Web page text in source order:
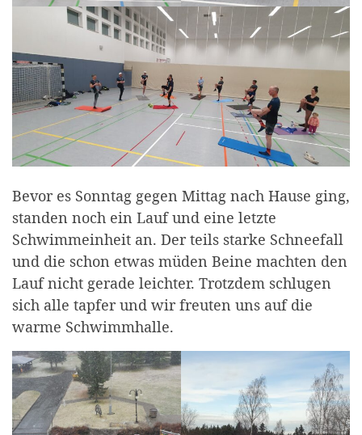
Bevor es Sonntag gegen Mittag nach Hause ging,
standen noch ein Lauf und eine letzte
Schwimmeinheit an. Der teils starke Schneefall
und die schon etwas müden Beine machten den
Lauf nicht gerade leichter. Trotzdem schlugen
sich alle tapfer und wir freuten uns auf die
warme Schwimmhalle.